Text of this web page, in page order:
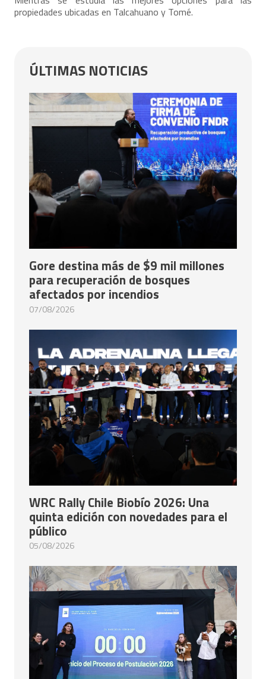
propiedades ubicadas en Talcahuano y Tomé.
ÚLTIMAS NOTICIAS
Gore destina más de $9 mil millones
para recuperación de bosques
afectados por incendios
07/08/2026
WRC Rally Chile Biobío 2026: Una
quinta edición con novedades para el
público
05/08/2026